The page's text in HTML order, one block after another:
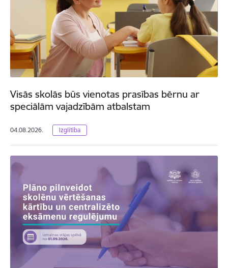
Visās skolās būs vienotas prasības bērnu ar
speciālām vajadzībām atbalstam
04.08.2026. Izglītība